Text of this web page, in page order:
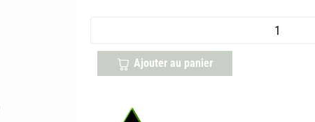
Ajouter au panier